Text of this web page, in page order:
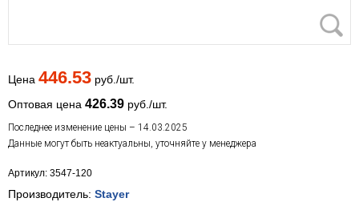
Цена 446.53 руб./шт.
Оптовая цена 426.39 руб./шт.
Последнее изменение цены – 14.03.2025
Данные могут быть неактуальны, уточняйте у менеджера
Артикул: 3547-120
Производитель: Stayer